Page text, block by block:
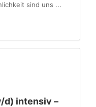
sind uns ...
d) intensiv –